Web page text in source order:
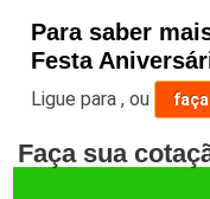
Para saber
Festa
Ligue para,ou
Faça sua